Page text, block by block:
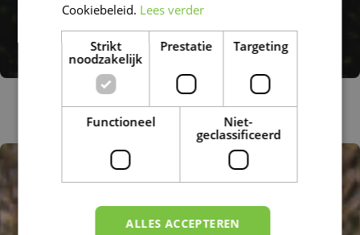
Geitenbaard
Aruncus dioicus
Cookiebeleid. Lees verder
Strikt
noodzakelijk
Prestatie Targeting
Functioneel
Niet-
geclassificeerd
ALLES ACCEPTEREN